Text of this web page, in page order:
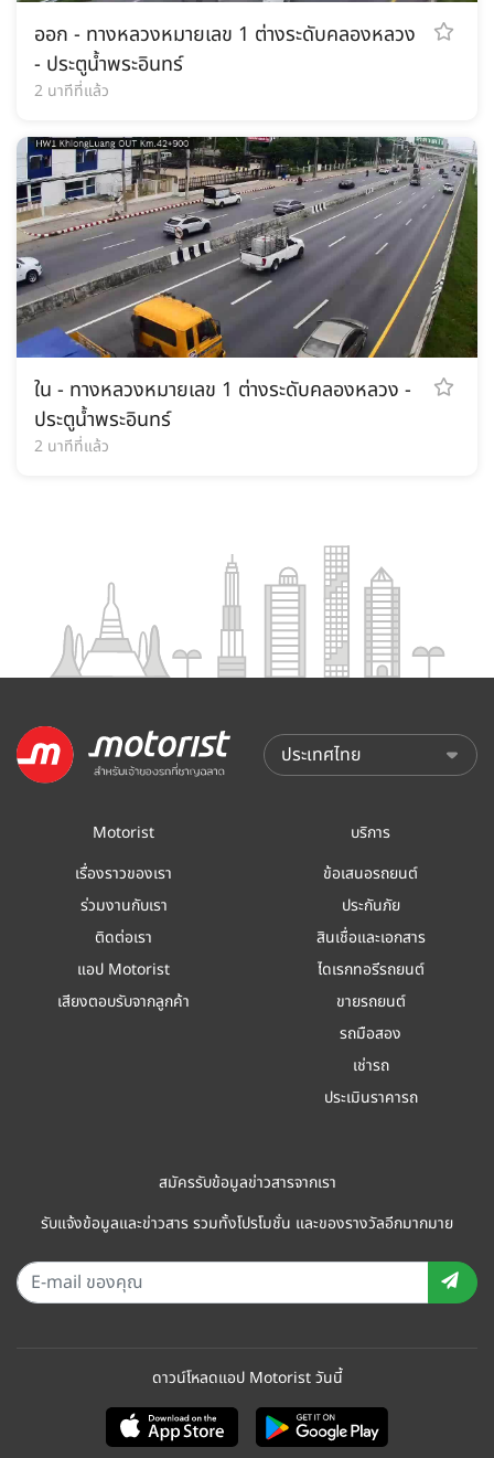
ออก - ทางหลวงหมายเลข 1 ต่างระดับคลองหลวง
- ประตูน้ำพระอินทร์
2 นาทีที่แล้ว
ใน - ทางหลวงหมายเลข 1 ต่างระดับคลองหลวง -
ประตูน้ำพระอินทร์
2 นาทีที่แล้ว
Motorist
เรื่องราวของเรา
ร่วมงานกับเรา
ติดต่อเรา
แอป Motorist
เสียงตอบรับจากลูกค้า
บริการ
ข้อเสนอรถยนต์
ประกันภัย
สินเชื่อและเอกสาร
ไดเรกทอรีรถยนต์
ขายรถยนต์
รถมือสอง
เช่ารถ
ประเมินราคารถ
สมัครรับข้อมูลข่าวสารจากเรา
รับแจ้งข้อมูลและข่าวสาร รวมทั้งโปรโมชั่น และของรางวัลอีกมากมาย
ดาวน์โหลดแอป Motorist วันนี้